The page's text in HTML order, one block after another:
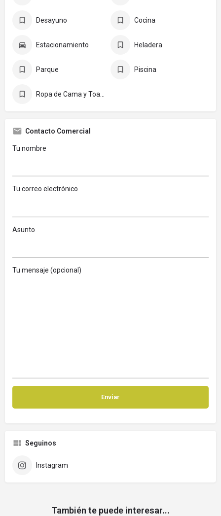
Desayuno Cocina
Estacionamiento Heladera
Parque Piscina
Contacto Comercial
Tu nombre
Tu correo electrónico
Asunto
Tu mensaje (opcional)
Seguinos
Instagram
También te puede interesar...